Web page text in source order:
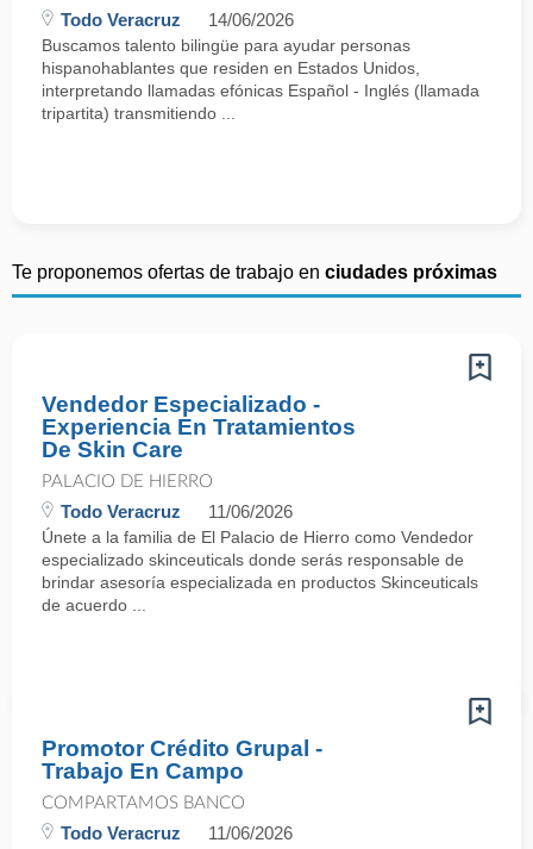
Todo Veracruz 14/06/2026
Buscamos talento bilingüe para ayudar personas
hispanohablantes que residen en Estados Unidos,
interpretando llamadas efónicas Español - Inglés (llamada
tripartita) transmitiendo ...
Te proponemos ofertas de trabajo en ciudades próximas
Vendedor Especializado -
Experiencia En Tratamientos
De Skin Care
PALACIO DE HIERRO
Todo Veracruz 11/06/2026
Únete a la familia de El Palacio de Hierro como Vendedor
especializado skinceuticals donde serás responsable de
brindar asesoría especializada en productos Skinceuticals
de acuerdo ...
Promotor Crédito Grupal -
Trabajo En Campo
COMPARTAMOS BANCO
Todo Veracruz 11/06/2026